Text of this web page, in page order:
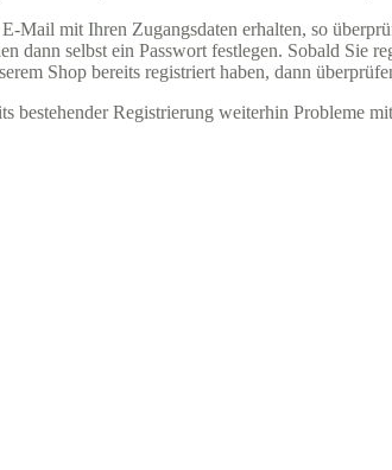
Mail mit Ihren Zugangsdaten erhalten, so
dann selbst ein Passwort festlegen. Sobald
Shop bereits registriert haben, dann
bestehender Registrierung weiterhin Probleme